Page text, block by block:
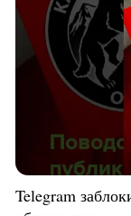
Telegram